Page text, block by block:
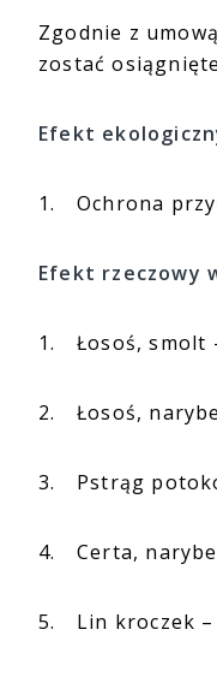
Zgodnie z
zostać
Efekt
1. Ochrona
Efekt rzeczowy
1. Łosoś, smolt
2. Łosoś,
3. Pstrąg
4. Certa,
5. Lin kroczek